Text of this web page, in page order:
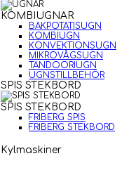
KOMBIUGNAR
BAKPOTATISUGN
KOMBIUGN
KONVEKTIONSUGN
MIKROVÅGSUGN
TANDOORIUGN
UGNSTILLBEHÖR
SPIS STEKBORD
SPIS STEKBORD
FRIBERG SPIS
FRIBERG STEKBORD
Kylmaskiner